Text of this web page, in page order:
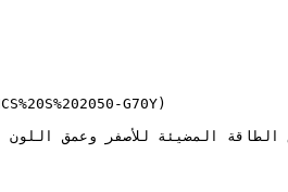
G70Y)